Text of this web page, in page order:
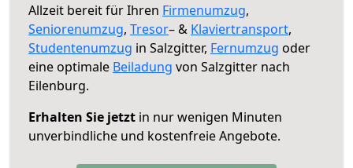
Allzeit bereit für Ihren Firmenumzug,
Seniorenumzug, Tresor– & Klaviertransport,
Studentenumzug in Salzgitter, Fernumzug oder
eine optimale Beiladung von Salzgitter nach
Eilenburg.
Erhalten Sie jetzt in nur wenigen Minuten
unverbindliche und kostenfreie Angebote.